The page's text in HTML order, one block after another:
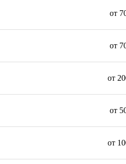
от
от
от
от
от